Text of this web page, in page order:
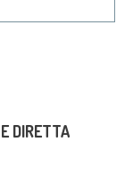
DIRETTA